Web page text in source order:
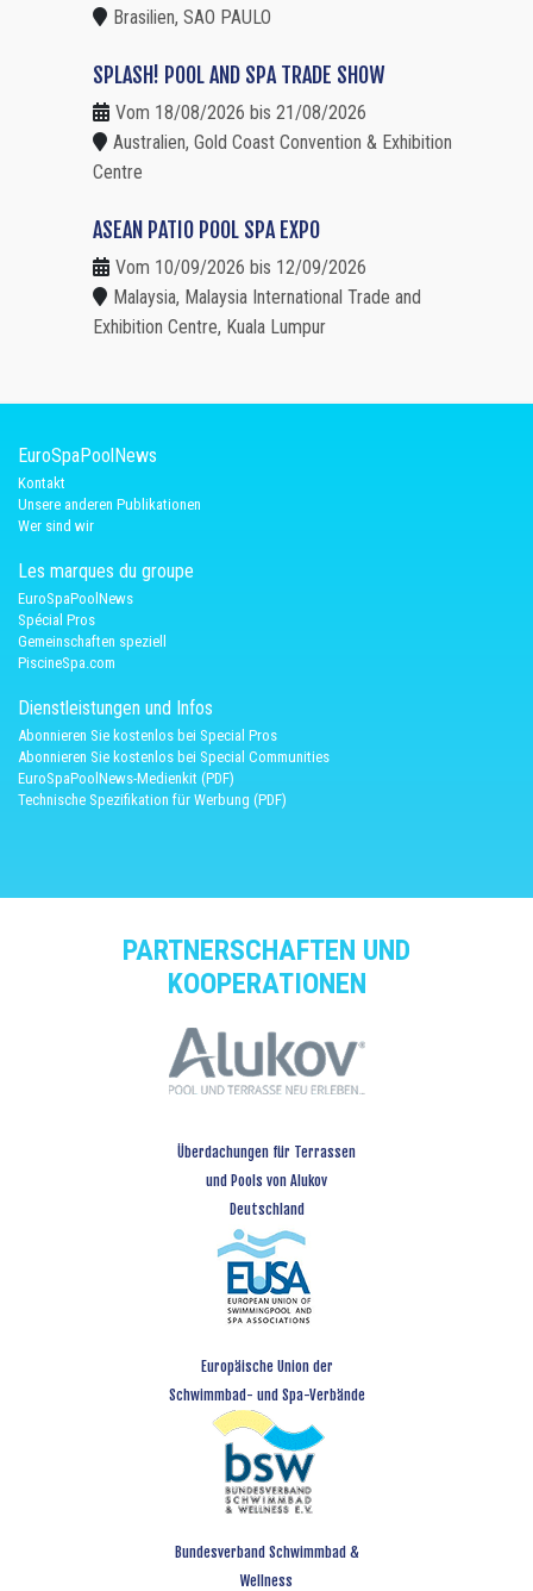
Brasilien, SAO PAULO
SPLASH! POOL AND SPA TRADE SHOW
Vom 18/08/2026 bis 21/08/2026
Australien, Gold Coast Convention & Exhibition
Centre
ASEAN PATIO POOL SPA EXPO
Vom 10/09/2026 bis 12/09/2026
Malaysia, Malaysia International Trade and
Exhibition Centre, Kuala Lumpur
EuroSpaPoolNews
Kontakt
Unsere anderen Publikationen
Wer sind wir
Les marques du groupe
EuroSpaPoolNews
Spécial Pros
Gemeinschaften speziell
PiscineSpa.com
Dienstleistungen und Infos
Abonnieren Sie kostenlos bei Special Pros
Abonnieren Sie kostenlos bei Special Communities
EuroSpaPoolNews-Medienkit (PDF)
Technische Spezifikation für Werbung (PDF)
PARTNERSCHAFTEN UND
KOOPERATIONEN
Überdachungen für Terrassen
und Pools von Alukov
Deutschland
Europäische Union der
Schwimmbad- und Spa-Verbände
Bundesverband Schwimmbad &
Wellness